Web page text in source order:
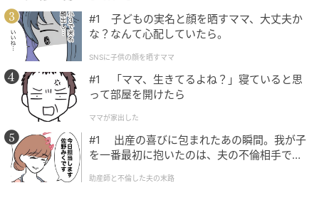
#1 子どもの実名と顔を晒すママ、大丈夫か
な？なんて心配していたら。
SNSに子供の顔を晒すママ
#1 「ママ、生きてるよね？」寝ていると思
って部屋を開けたら
ママが家出した
#1 出産の喜びに包まれたあの瞬間。我が子
を一番最初に抱いたのは、夫の不倫相手でし
助産師と不倫した夫の末路